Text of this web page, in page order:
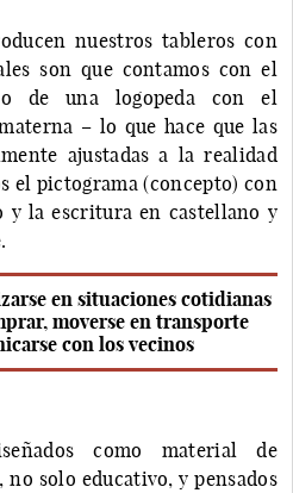
nuestros tableros con
son que contamos con el
de una logopeda con el
– lo que hace que las
ajustadas a la realidad
el pictograma (concepto) con
y la escritura en castellano y
en situaciones cotidianas
moverse en transporte
con los vecinos
como material de
solo educativo, y pensados